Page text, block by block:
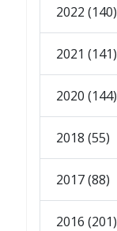
2022 (140)
2021 (141)
2020 (144)
2018 (55)
2017 (88)
2016 (201)